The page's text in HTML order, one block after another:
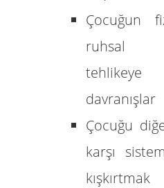
Çocuğun
ruhsal
davranışlar
Çocuğu
karşı